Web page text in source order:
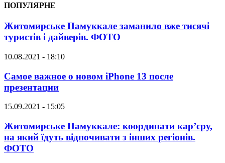
ПОПУЛЯРНЕ
Житомирське Памуккале заманило вже тисячі
туристів і дайверів. ФОТО
10.08.2021 - 18:10
Самое важное о новом iPhone 13 после
презентации
15.09.2021 - 15:05
Житомирське Памуккале: координати кар’єру,
на який їдуть відпочивати з інших регіонів.
ФОТО